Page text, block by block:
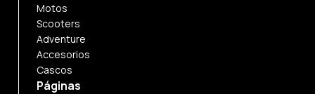
Motos
Scooters
Adventure
Accesorios
Cascos
Páginas